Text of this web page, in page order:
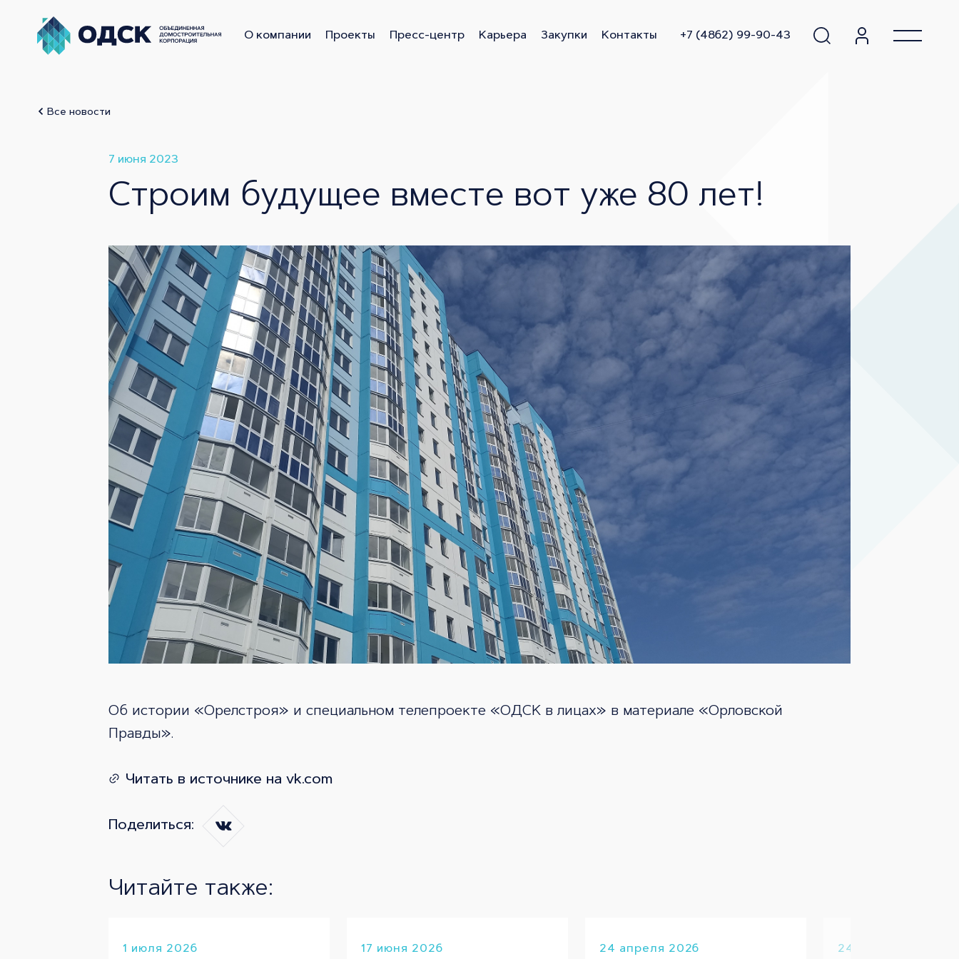
О компании Проекты Пресс-центр Карьера Закупки Контакты
Новые высоты Времена года ЦИТРУС Яблоневый сад
Вершина Геометрия Теорема
ОДСК Калуга
+7 (4862) 99-90-43
Все новости
7 июня 2023
Строим будущее вместе вот уже 80 лет!
Об истории «Орелстроя» и специальном телепроекте «ОДСК в лицах» в материале «Орловской
Правды».
Читать в источнике на vk.com
Поделиться:
Читайте также:
1 июля 2026 17 июня 2026 24 апреля 2026 24 апреля 2026